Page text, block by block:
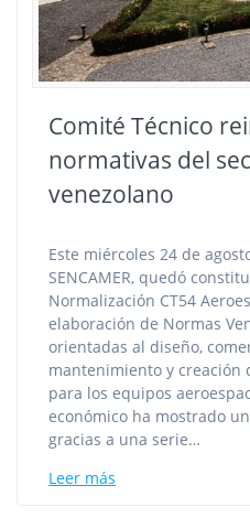
Comité Técnico
normativas del
venezolano
Este miércoles 24 de
SENCAMER, quedó
Normalización CT54
elaboración de Normas
orientadas al diseño,
mantenimiento y creación
para los equipos
económico ha mostrado
gracias a una serie…
Leer más